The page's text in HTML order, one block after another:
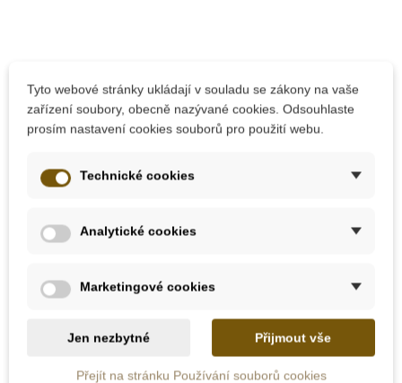
Janod Emoce a pocity
s předlohami, 20 ks
Přidat do košíku
Janod Senzorické
pexeso
Tyto webové stránky ukládají v souladu se zákony na vaše
zařízení soubory, obecně nazývané cookies. Odsouhlaste
prosím nastavení cookies souborů pro použití webu.
Technické cookies
Analytické cookies
Marketingové cookies
Jen nezbytné Přijmout vše
Přejít na stránku Používání souborů cookies